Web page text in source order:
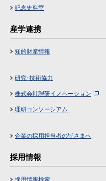
記念史料室
産学連携
知的財産情報
研究･技術協力
株式会社理研イノベーション
理研コンソーシアム
企業の採用担当者の皆さまへ
採用情報
採用情報検索